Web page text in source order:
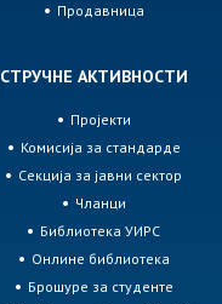
Продавница
СТРУЧНЕ АКТИВНОСТИ
Пројекти
Комисија за стандарде
Секција за јавни сектор
Чланци
Библиотека УИРС
Онлине библиотека
Брошуре за студенте